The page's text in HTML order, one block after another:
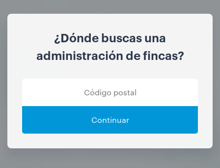
¿Dónde buscas una
administración de fincas?
Continuar